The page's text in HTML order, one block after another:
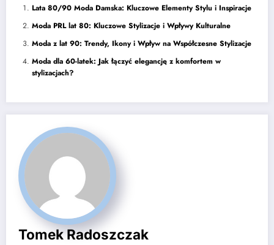
Lata 80/90 Moda Damska: Kluczowe Elementy Stylu i Inspiracje
Moda PRL lat 80: Kluczowe Stylizacje i Wpływy Kulturalne
Moda z lat 90: Trendy, Ikony i Wpływ na Współczesne Stylizacje
Moda dla 60-latek: Jak łączyć elegancję z komfortem w
stylizacjach?
Tomek Radoszczak